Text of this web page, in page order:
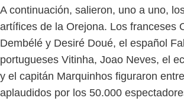
A continuación, salieron, uno a uno,
artífices de la Orejona. Los franceses
Dembélé y Desiré Doué, el español
portugueses Vitinha, Joao Neves, el
y el capitán Marquinhos figuraron
aplaudidos por los 50.000